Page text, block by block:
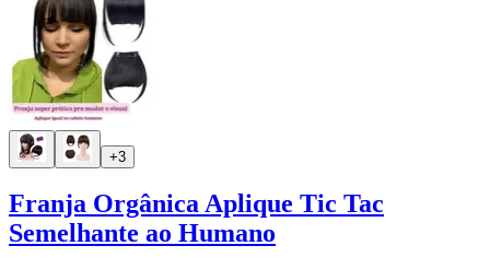
+3
Franja Orgânica Aplique Tic Tac
Semelhante ao Humano